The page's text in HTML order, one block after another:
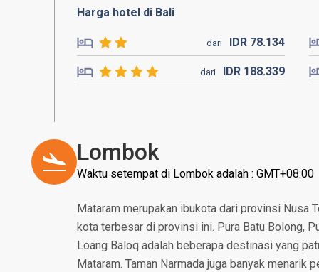
Harga hotel di Bali
dari IDR 78.134
dari IDR 188.339
Lombok
Waktu setempat di Lombok adalah : GMT+08:00
Mataram merupakan ibukota dari provinsi Nusa
kota terbesar di provinsi ini. Pura Batu Bolong,
Loang Baloq adalah beberapa destinasi yang
Mataram. Taman Narmada juga banyak menarik